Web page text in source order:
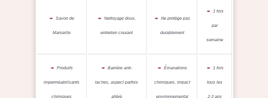
Savon de
Marseille
Nettoyage doux,
entretien courant
Ne protège pas
durablement
1 fois
par
semaine
Produits
imperméabilisants
chimiques
Barrière anti-
taches, aspect parfois
altéré
Émanations
chimiques, impact
environnemental
1 fois
tous les
2-3 ans